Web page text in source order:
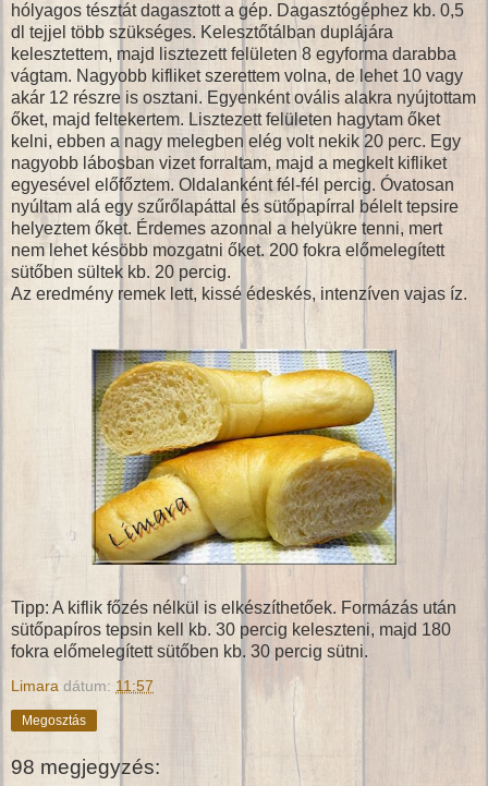
hólyagos tésztát dagasztott a gép. Dagasztógéphez kb. 0,5
dl tejjel több szükséges. Kelesztőtálban duplájára
kelesztettem, majd lisztezett felületen 8 egyforma darabba
vágtam. Nagyobb kifliket szerettem volna, de lehet 10 vagy
akár 12 részre is osztani. Egyenként ovális alakra nyújtottam
őket, majd feltekertem. Lisztezett felületen hagytam őket
kelni, ebben a nagy melegben elég volt nekik 20 perc. Egy
nagyobb lábosban vizet forraltam, majd a megkelt kifliket
egyesével előfőztem. Oldalanként fél-fél percig. Óvatosan
nyúltam alá egy szűrőlapáttal és sütőpapírral bélelt tepsire
helyeztem őket. Érdemes azonnal a helyükre tenni, mert
nem lehet késöbb mozgatni őket. 200 fokra előmelegített
sütőben sültek kb. 20 percig.
Az eredmény remek lett, kissé édeskés, intenzíven vajas íz.
Tipp: A kiflik főzés nélkül is elkészíthetőek. Formázás után
sütőpapíros tepsin kell kb. 30 percig keleszteni, majd 180
fokra előmelegített sütőben kb. 30 percig sütni.
Limara dátum: 11:57
Megosztás
98 megjegyzés: